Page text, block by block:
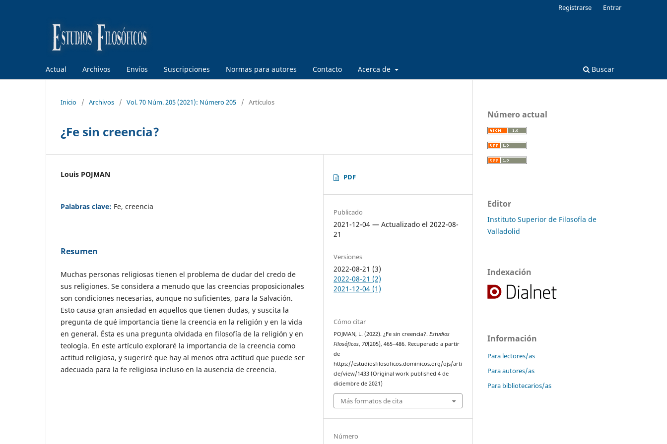
Actual Archivos Envíos Suscripciones Normas para autores Contacto Acerca de Buscar
Registrarse Entrar
Inicio / Archivos / Vol. 70 Núm. 205 (2021): Número 205 / Artículos
¿Fe sin creencia?
Louis POJMAN
Palabras clave: Fe, creencia
Resumen
Muchas personas religiosas tienen el problema de dudar del credo de
sus religiones. Se considera a menudo que las creencias proposicionales
son condiciones necesarias, aunque no suficientes, para la Salvación.
Esto causa gran ansiedad en aquellos que tienen dudas, y suscita la
pregunta de qué importancia tiene la creencia en la religión y en la vida
en general. Ésta es una pregunta olvidada en filosofía de la religión y en
teología. En este artículo exploraré la importancia de la creencia como
actitud religiosa, y sugeriré que hay al menos otra actitud que puede ser
adecuada para la fe religiosa incluso en la ausencia de creencia.
PDF
Publicado
2021-12-04 — Actualizado el 2022-08-
21
Versiones
2022-08-21 (3)
2022-08-21 (2)
2021-12-04 (1)
Cómo citar
POJMAN, L. (2022). ¿Fe sin creencia?.Estudios
Filosóficos, 70(205), 465–486. Recuperado a partir
de
https://estudiosfilosoficos.dominicos.org/ojs/arti
cle/view/1433 (Original work published 4 de
diciembre de 2021)
Más formatos de cita
Número
Número actual
Editor
Instituto Superior de Filosofía de
Valladolid
Indexación
Información
Para lectores/as
Para autores/as
Para bibliotecarios/as